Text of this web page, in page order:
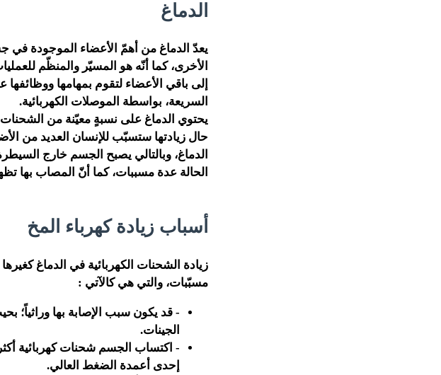
الدماغ
يعدّ الدماغ من أهمّ الأعضاء الموجودة في
الأخرى، كما أنّه هو المسيّر والمنظّم
إلى باقي الأعضاء لتقوم بمهامها
السريعة، بواسطة الموصلات الكهربائية.
يحتوي الدماغ على نسبةٍ معيّنة من
حال زيادتها ستسبّب للإنسان العديد من
الدماغ، وبالتالي يصبح الجسم خارج
الحالة عدة مسببات، كما أنّ المصاب بها
أسباب زيادة كهرباء المخ
زيادة الشحنات الكهربائية في الدماغ
مسبّبات، والتي هي كالآتي :
- قد يكون سبب الإصابة بها وراثياً؛
الجينات.
- اكتساب الجسم شحنات كهربائية
إحدى أعمدة الضغط العالي.